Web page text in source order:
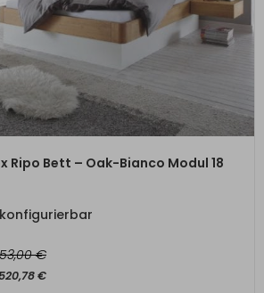
ZUM PRODUKT
Ripo Bett – Oak-Bianco Modul 18
€
€